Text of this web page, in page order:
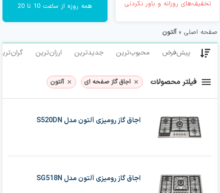
تخفیف‌های روزانه و باور نکردنی همه روزه از ساعت 10 تا 20
صفحه اصلی »آلتون
پیش‌فرض محبوب‌ترین جدیدترین ارزان‌ترین
فیلتر محصولات اجاق گاز صفحه ای آلتون
اجاق گاز رومیزی آلتون مدل S520DN
اجاق گاز رومیزی آلتون مدل SG518N